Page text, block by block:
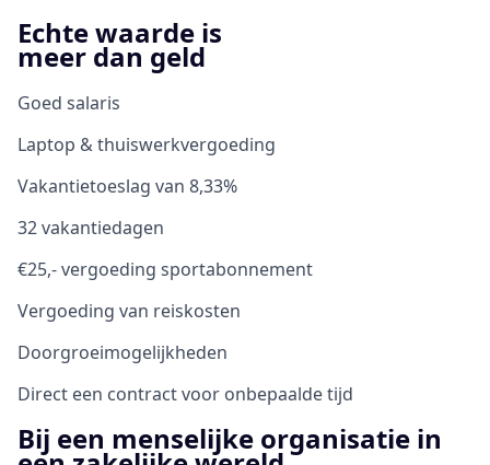
Echte waarde is
meer dan geld
Goed salaris
Laptop & thuiswerkvergoeding
Vakantietoeslag van 8,33%
32 vakantiedagen
€25,- vergoeding sportabonnement
Vergoeding van reiskosten
Doorgroeimogelijkheden
Direct een contract voor onbepaalde tijd
Bij een menselijke organisatie in